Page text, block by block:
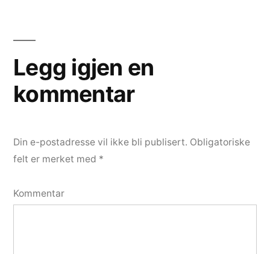
Legg igjen en
kommentar
Din e-postadresse vil ikke bli publisert. Obligatoriske
felt er merket med *
Kommentar